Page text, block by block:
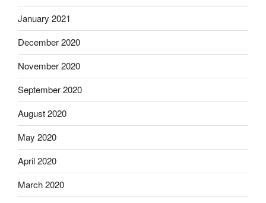
January 2021
December 2020
November 2020
September 2020
August 2020
May 2020
April 2020
March 2020